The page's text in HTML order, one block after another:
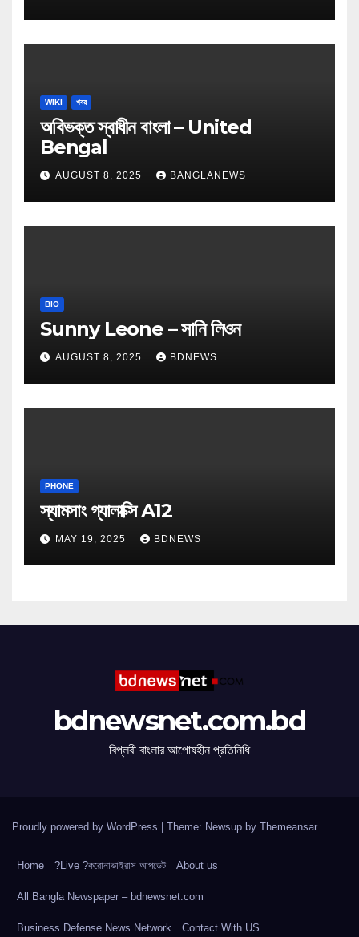
WIKI খবর
অবিভক্ত স্বাধীন বাংলা – United
Bengal
AUGUST 8, 2025 BANGLANEWS
BIO
Sunny Leone – সানি লিওন
AUGUST 8, 2025 BDNEWS
PHONE
স্যামসাং গ্যালাক্সি A12
MAY 19, 2025 BDNEWS
bdnewsnet.com.bd
বিপ্লবী বাংলার আপোষহীন প্রতিনিধি
Proudly powered by WordPress Theme: Newsup by Themeansar.
Home ?Live ?করোনাভাইরাস আপডেট About us
All Bangla Newspaper – bdnewsnet.com
Business Defense News Network Contact With US